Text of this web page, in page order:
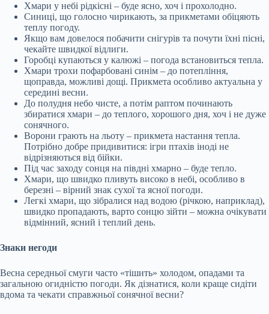
Хмари у небі рідкісні – буде ясно, хоч і прохолодно.
Синиці, що голосно чирикають, за прикметами обіцяють
теплу погоду.
Якщо вам довелося побачити снігурів та почути їхні пісні,
чекайте швидкої відлиги.
Горобці купаються у калюжі – погода встановиться тепла.
Хмари трохи пофарбовані синім – до потепління,
щоправда, можливі дощі. Прикмета особливо актуальна у
середині весни.
До полудня небо чисте, а потім раптом починають
збиратися хмари – до теплого, хорошого дня, хоч і не дуже
сонячного.
Ворони грають на льоту – прикмета настання тепла.
Потрібно добре придивитися: ігри птахів іноді не
відрізняються від бійки.
Під час заходу сонця на півдні хмарно – буде тепло.
Хмари, що швидко пливуть високо в небі, особливо в
березні – вірний знак сухої та ясної погоди.
Легкі хмари, що зібралися над водою (річкою, наприклад),
швидко пропадають, варто сонцю зійти – можна очікувати
відмінний, ясний і теплий день.
Знаки негоди
Весна середньої смуги часто «тішить» холодом, опадами та
загальною огидністю погоди. Як дізнатися, коли краще сидіти
вдома та чекати справжньої сонячної весни?